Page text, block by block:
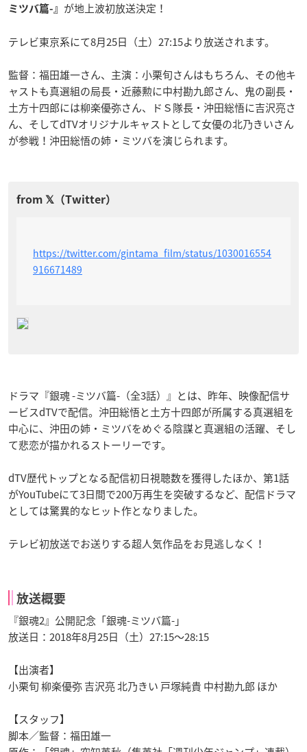
ミツバ篇-』 が地上波初放送決定！
テレビ東京系にて8月25日（土）27:15より放送されます。
監督：福田雄一さん、主演：小栗旬さんはもちろん、その他キ
ャストも真選組の局長・近藤勲に中村勘九郎さん、鬼の副長・
土方十四郎には柳楽優弥さん、ドＳ隊長・沖田総悟に吉沢亮さ
ん、そしてdTVオリジナルキャストとして女優の北乃きいさん
が参戦！沖田総悟の姉・ミツバを演じられます。
https://twitter.com/gintama_film/status/1030016554
916671489
ドラマ『銀魂 -ミツバ篇-（全3話）』とは、昨年、映像配信サ
ービスdTVで配信。沖田総悟と土方十四郎が所属する真選組を
中心に、沖田の姉・ミツバをめぐる陰謀と真選組の活躍、そし
て悲恋が描かれるストーリーです。
dTV歴代トップとなる配信初日視聴数を獲得したほか、第1話
がYouTubeにて3日間で200万再生を突破するなど、配信ドラマ
としては驚異的なヒット作となりました。
テレビ初放送でお送りする超人気作品をお見逃しなく！
放送概要
『銀魂2』公開記念「銀魂-ミツバ篇-」
放送日：2018年8月25日（土）27:15～28:15
【出演者】
小栗旬 柳楽優弥 吉沢亮 北乃きい 戸塚純貴 中村勘九郎 ほか
【スタッフ】
脚本／監督：福田雄一